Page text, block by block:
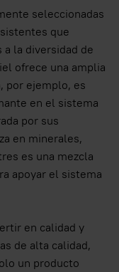
seleccionadas
que
la diversidad de
ofrece una amplia
por ejemplo, es
en el sistema
por sus
en minerales,
es una mezcla
apoyar el sistema
en calidad y
de alta calidad,
un producto